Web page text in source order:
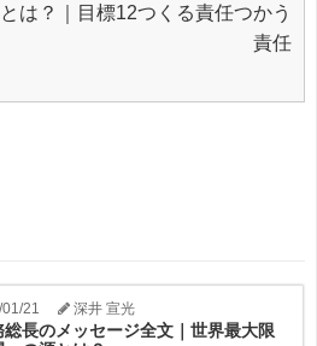
は？｜目標12つくる責任つかう
責任
21 深井 宣光
総長のメッセージ全文｜世界最大限